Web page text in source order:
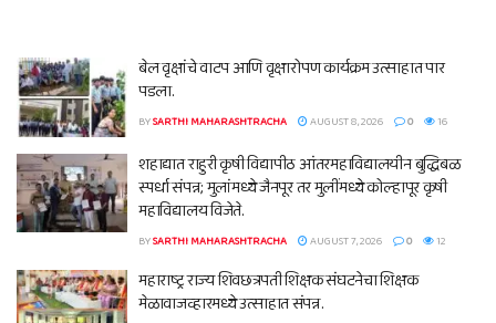
बेल वृक्षांचे वाटप आणि वृक्षारोपण कार्यक्रम उत्साहात पार
पडला.
BYSARTHI MAHARASHTRACHA AUGUST 8, 2026 0 16
शहाद्यात राहुरी कृषी विद्यापीठ आंतरमहाविद्यालयीन बुद्धिबळ
स्पर्धा संपन्न; मुलांमध्ये जैनपूर तर मुलींमध्ये कोल्हापूर कृषी
महाविद्यालय विजेते.
BYSARTHI MAHARASHTRACHA AUGUST 7, 2026 0 12
महाराष्ट्र राज्य शिवछत्रपती शिक्षक संघटनेचा शिक्षक
मेळावाजव्हारमध्ये उत्साहात संपन्न.